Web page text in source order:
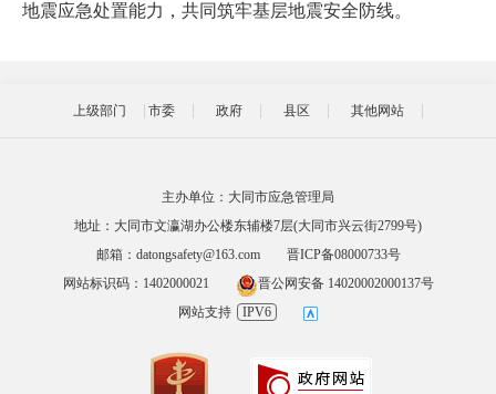
地震应急处置能力，共同筑牢基层地震安全防线。
上级部门 市委 政府 县区 其他网站
主办单位：大同市应急管理局
地址：大同市文瀛湖办公楼东辅楼7层(大同市兴云街2799号)
邮箱：datongsafety@163.com
晋ICP备08000733号
网站标识码：1402000021
晋公网安备 14020002000137号
网站支持
IPV6